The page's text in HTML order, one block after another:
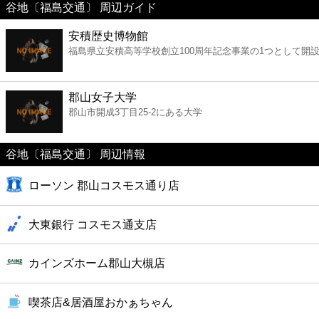
美容
コンビニ
薬局
スーパー
エンタメ
レジャー
書店
ファミレス
谷地〔福島交通〕 周辺ガイド
安積歴史博物館
福島県立安積高等学校創立100周年記念事業の1つとして開
郡山女子大学
郡山市開成3丁目25-2にある大学
谷地〔福島交通〕 周辺情報
ローソン 郡山コスモス通り店
大東銀行 コスモス通支店
カインズホーム郡山大槻店
喫茶店&居酒屋おかぁちゃん